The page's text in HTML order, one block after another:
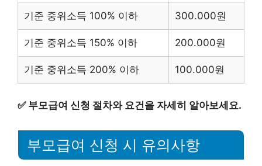
기준 중위소득 100% 이하 300.000원
기준 중위소득 150% 이하 200.000원
기준 중위소득 200% 이하 100.000원
✅ 부모급여 신청 절차와 요건을 자세히 알아보세요.
부모급여 신청 시 유의사항